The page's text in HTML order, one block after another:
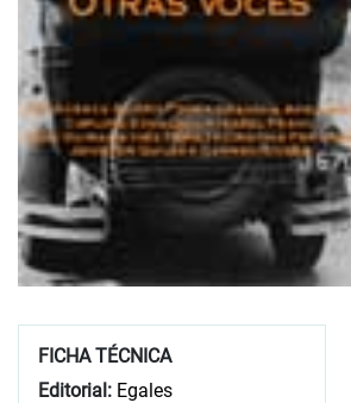
FICHA TÉCNICA
Editorial: Egales